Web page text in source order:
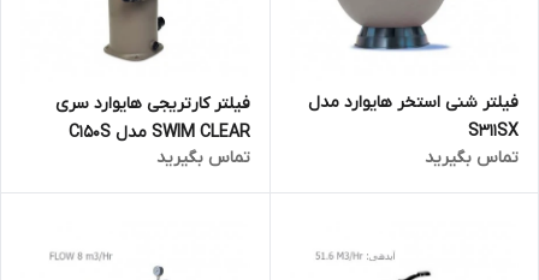
فیلتر شنی استخر هایوارد مدل
S311SX
تماس بگیرید
فیلتر کارتریجی هایوارد سری
SWIM CLEAR مدل C150S
تماس بگیرید